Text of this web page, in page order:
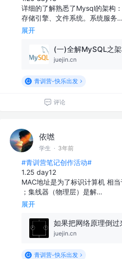
详细的了解熟悉了Mysql的架构
存储引擎、文件系统。系统服务…
展开
juejin.cn
青训营-快乐出发
评论
依嘫
学生 · 3年前
#青训营笔记创作活动#
1.25 day12
MAC地址是为了标识计算机 相
；集线器（物理层）是解…
展开
juejin.cn
青训营-快乐出发